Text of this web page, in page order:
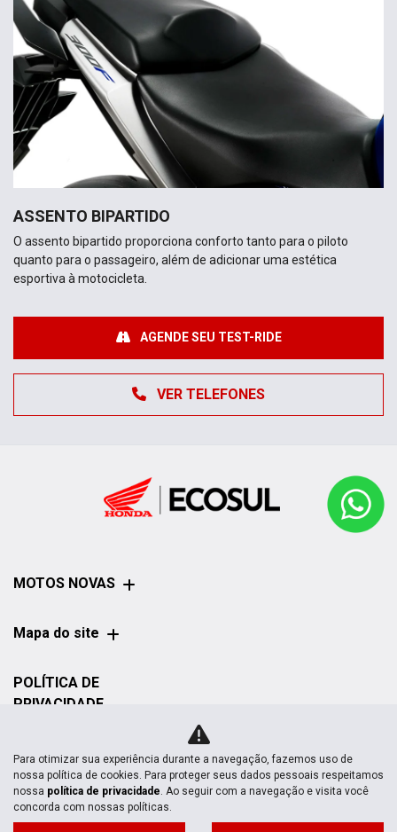
ASSENTO BIPARTIDO
O assento bipartido proporciona conforto tanto para o piloto
quanto para o passageiro, além de adicionar uma estética
esportiva à motocicleta.
VER TELEFONES
AGENDE SEU TEST-RIDE
MOTOS NOVAS
Mapa do site
POLÍTICA DE
PRIVACIDADE
Honda Ecosul Matinhos | Ecosul Motos
CNPJ: 07.802.376/0007-54
Para otimizar sua experiência durante a navegação, fazemos uso de
nossa política de cookies. Para proteger seus dados pessoais respeitamos
nossa política de privacidade. Ao seguir com a navegação e visita você
concorda com nossas políticas.